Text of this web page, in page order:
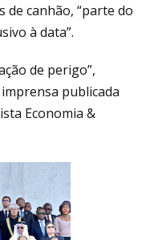
de canhão, “parte do
à data”.
de perigo”,
publicada
Economia &